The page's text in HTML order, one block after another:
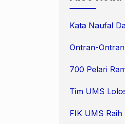
Kata Naufal
Ontran-
700 Pelari
Tim UMS
FIK UMS